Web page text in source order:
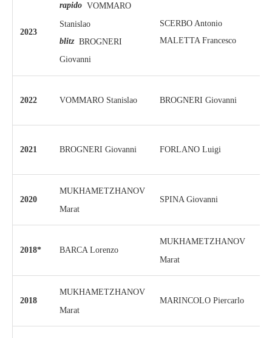
2023
rapido VOMMARO
Stanislao
blitzBROGNERI
Giovanni
SCERBO Antonio
MALETTA Francesco
2022 VOMMARO Stanislao BROGNERI Giovanni
2021 BROGNERI Giovanni FORLANO Luigi
2020
MUKHAMETZHANOV
Marat
SPINA Giovanni
2018* BARCA Lorenzo
MUKHAMETZHANOV
Marat
2018
MUKHAMETZHANOV
Marat
MARINCOLO Piercarlo